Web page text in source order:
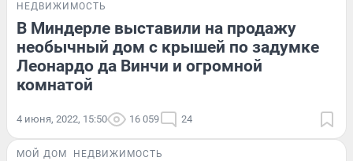
НЕДВИЖИМОСТЬ
В Миндерле выставили на продажу
необычный дом с крышей по задумке
Леонардо да Винчи и огромной
комнатой
4 июня, 2022, 15:50 16 059 24
МОЙ ДОМ НЕДВИЖИМОСТЬ